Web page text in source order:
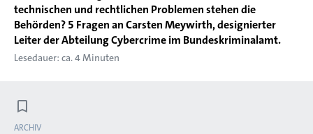
technischen und rechtlichen Problemen stehen die
Behörden? 5 Fragen an Carsten Meywirth, designierter
Leiter der Abteilung Cybercrime im Bundeskriminalamt.
Lesedauer: ca. 4 Minuten
ARCHIV